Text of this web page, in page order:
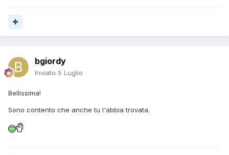
bgiordy
Inviato 5 Luglio
Bellissima!
Sono contento che anche tu l'abbia trovata.